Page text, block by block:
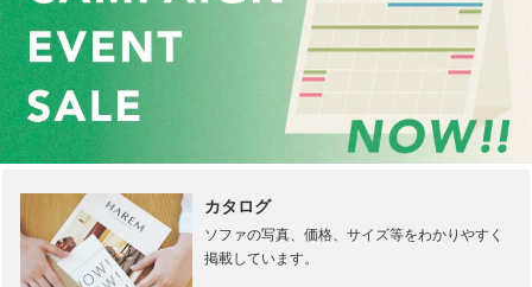
カタログ
ソファの写真、価格、サイズ等をわかりやすく
掲載しています。